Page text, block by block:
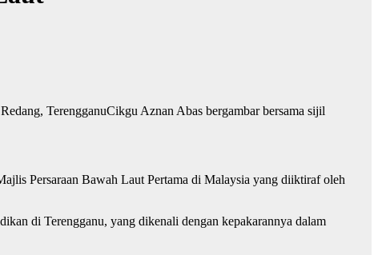
Cikgu Aznan Abas bergambar bersama sijil
Persaraan Bawah Laut Pertama di Malaysia yang diiktiraf oleh
di Terengganu, yang dikenali dengan kepakarannya dalam